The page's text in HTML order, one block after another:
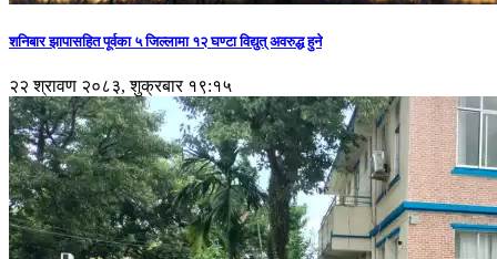
शनिबार झापासहित पूर्वका ५ जिल्लामा १२ घण्टा विद्युत् अवरुद्ध हुने
२२ श्रावण २०८३, शुक्रबार १९:१५